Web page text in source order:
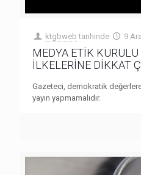
ktgbweb tarihinde 9
MEDYA ETİK
İLKELERİNE DİKKAT
Gazeteci, demokratik değerlere
yayın yapmamalıdır.